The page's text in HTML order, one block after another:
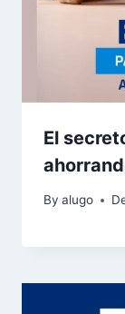
El
By alugo